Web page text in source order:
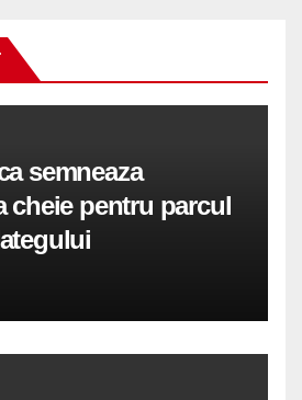
semneaza
cheie pentru parcul